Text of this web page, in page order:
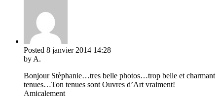
Posted 8 janvier 2014 14:28
by A.
Bonjour Stèphanie…tres belle photos…trop belle et charmant
tenues…Ton tenues sont Ouvres d’Art vraiment!
Amicalement